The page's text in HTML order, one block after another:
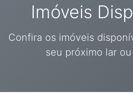
Imóveis
Confira os imóveis
seu próximo lar